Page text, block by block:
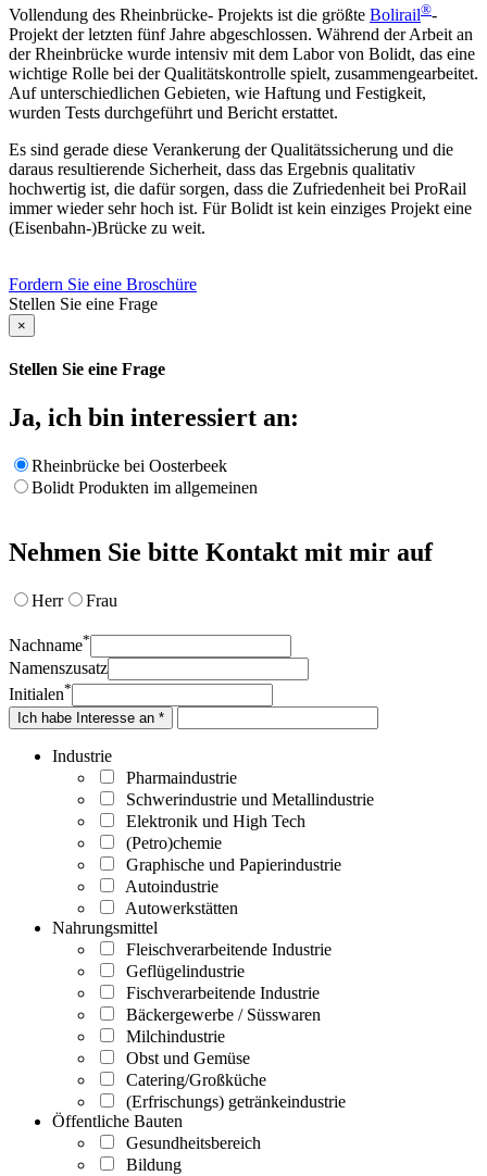
Vollendung des Rheinbrücke- Projekts ist die größte Bolirail®-
Projekt der letzten fünf Jahre abgeschlossen. Während der Arbeit an
der Rheinbrücke wurde intensiv mit dem Labor von Bolidt, das eine
wichtige Rolle bei der Qualitätskontrolle spielt, zusammengearbeitet.
Auf unterschiedlichen Gebieten, wie Haftung und Festigkeit,
wurden Tests durchgeführt und Bericht erstattet.
Es sind gerade diese Verankerung der Qualitätssicherung und die
daraus resultierende Sicherheit, dass das Ergebnis qualitativ
hochwertig ist, die dafür sorgen, dass die Zufriedenheit bei ProRail
immer wieder sehr hoch ist. Für Bolidt ist kein einziges Projekt eine
(Eisenbahn-)Brücke zu weit.
Fordern Sie eine Broschüre
Stellen Sie eine Frage
×
Stellen Sie eine Frage
Ja, ich bin interessiert an:
Rheinbrücke bei Oosterbeek
Bolidt Produkten im allgemeinen
Nehmen Sie bitte Kontakt mit mir auf
Herr Frau
Nachname*
Namenszusatz
Initialen*
Ich habe Interesse an *
Industrie
Pharmaindustrie
Schwerindustrie und Metallindustrie
Elektronik und High Tech
(Petro)chemie
Graphische und Papierindustrie
Autoindustrie
Autowerkstätten
Nahrungsmittel
Fleischverarbeitende Industrie
Geflügelindustrie
Fischverarbeitende Industrie
Bäckergewerbe / Süsswaren
Milchindustrie
Obst und Gemüse
Catering/Großküche
(Erfrischungs) getränkeindustrie
Öffentliche Bauten
Gesundheitsbereich
Bildung